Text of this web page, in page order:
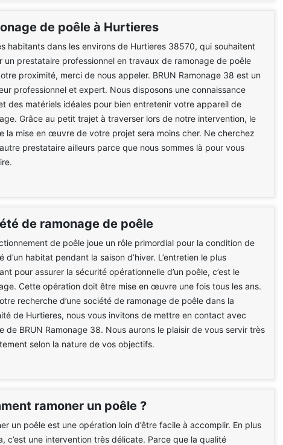
de poêle à Hurtieres
habitants dans les environs de Hurtieres 38570, qui souhaitent
un prestataire professionnel en travaux de ramonage de poêle
proximité, merci de nous appeler. BRUN Ramonage 38 est un
professionnel et expert. Nous disposons une connaissance
des matériels idéales pour bien entretenir votre appareil de
Grâce au petit trajet à traverser lors de notre intervention, le
la mise en œuvre de votre projet sera moins cher. Ne cherchez
prestataire ailleurs parce que nous sommes là pour vous
de ramonage de poêle
de poêle joue un rôle primordial pour la condition de
d’un habitat pendant la saison d’hiver. L’entretien le plus
pour assurer la sécurité opérationnelle d’un poêle, c’est le
Cette opération doit être mise en œuvre une fois tous les ans.
recherche d’une société de ramonage de poêle dans la
de Hurtieres, nous vous invitons de mettre en contact avec
de BRUN Ramonage 38. Nous aurons le plaisir de vous servir très
selon la nature de vos objectifs.
ramoner un poêle ?
un poêle est une opération loin d’être facile à accomplir. En plus
c’est une intervention très délicate. Parce que la qualité